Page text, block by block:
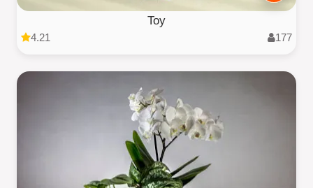
Toy
4.21 177